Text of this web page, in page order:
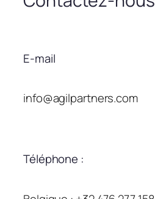
E-mail
info@agilpartners.com
Téléphone :